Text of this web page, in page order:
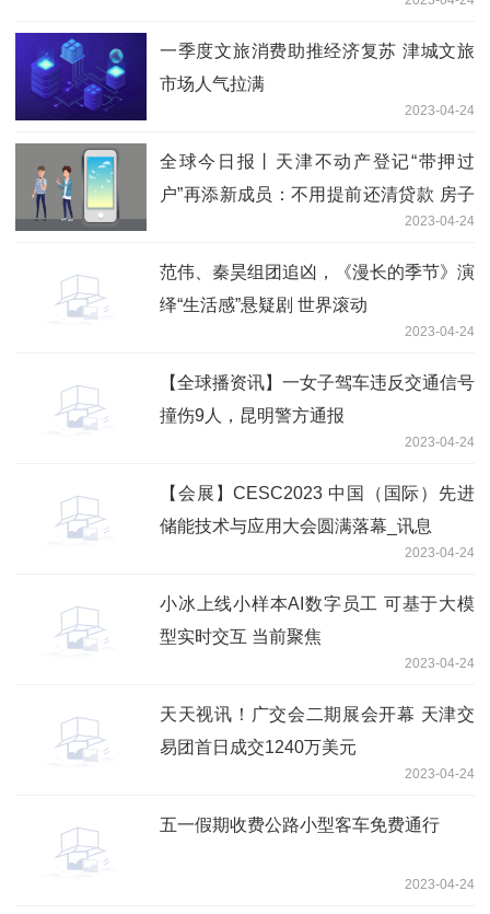
一季度文旅消费助推经济复苏 津城文旅
市场人气拉满
2023-04-24
全球今日报丨天津不动产登记“带押过
户”再添新成员：不用提前还清贷款 房子
2023-04-24
范伟、秦昊组团追凶，《漫长的季节》演
绎“生活感”悬疑剧 世界滚动
2023-04-24
【全球播资讯】一女子驾车违反交通信号
撞伤9人，昆明警方通报
2023-04-24
【会展】CESC2023 中国（国际）先进
储能技术与应用大会圆满落幕_讯息
2023-04-24
小冰上线小样本AI数字员工 可基于大模
型实时交互 当前聚焦
2023-04-24
天天视讯！广交会二期展会开幕 天津交
易团首日成交1240万美元
2023-04-24
五一假期收费公路小型客车免费通行
2023-04-24